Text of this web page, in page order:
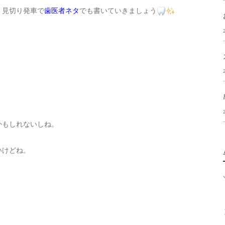
切り発車で歯医者ネタでも書いていきましょう
しれないしね。
どね。